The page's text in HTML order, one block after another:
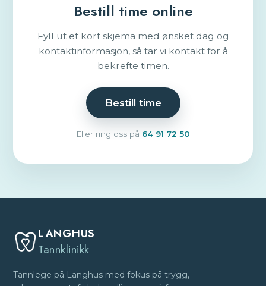
Bestill time online
Fyll ut et kort skjema med ønsket dag og
kontaktinformasjon, så tar vi kontakt for å
bekrefte timen.
Bestill time
Eller ring oss på 64 91 72 50
LANGHUS
Tannklinikk
Tannlege på Langhus med fokus på trygg,